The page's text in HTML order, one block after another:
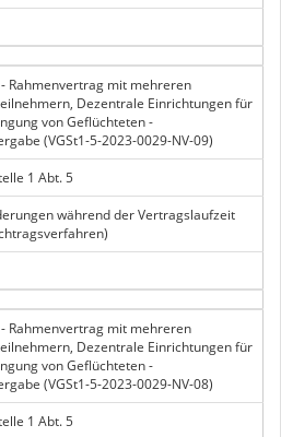
Rahmenvertrag mit mehreren
Dezentrale Einrichtungen für
von Geflüchteten -
(VGSt1-5-2023-0029-NV-09)
1 Abt. 5
während der Vertragslaufzeit
Rahmenvertrag mit mehreren
Dezentrale Einrichtungen für
von Geflüchteten -
(VGSt1-5-2023-0029-NV-08)
1 Abt. 5